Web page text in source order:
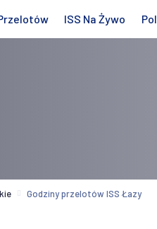
ISS Na Żywo
Godziny przelotów ISS Łazy